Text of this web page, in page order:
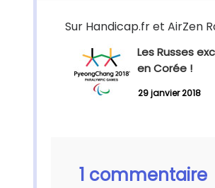
Sur Handicap.fr et AirZen
Les Russes
en Corée !
29 janvier 2018
1 commentaire